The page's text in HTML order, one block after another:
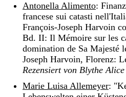
Antonella Alimento:
francese sui catasti
François-Joseph Harvoin
Bd. II: Il Mémoire sur les
domination de Sa Majesté
Joseph Harvoin, Florenz:
Rezensiert von Blythe
Marie Luisa Allemeyer: